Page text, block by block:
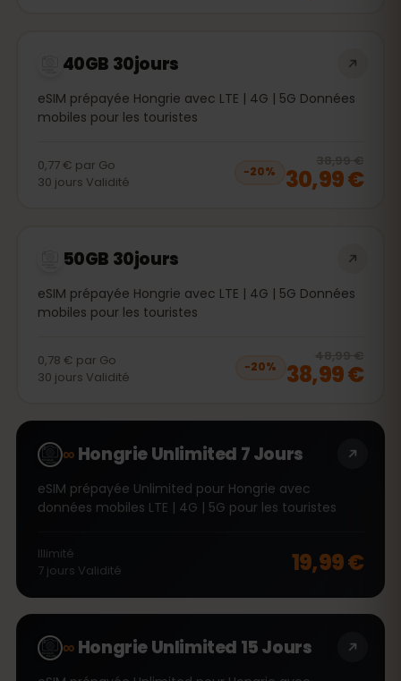
40GB 30jours
eSIM prépayée Hongrie avec LTE | 4G | 5G Données
mobiles pour les touristes
0,77 € par Go
30 jours Validité
−20%
38,99 €
30,99 €
50GB 30jours
eSIM prépayée Hongrie avec LTE | 4G | 5G Données
mobiles pour les touristes
0,78 € par Go
30 jours Validité
−20%
48,99 €
38,99 €
∞Hongrie Unlimited 7 Jours
eSIM prépayée Unlimited pour Hongrie avec
données mobiles LTE | 4G | 5G pour les touristes
Illimité
7 jours Validité 19,99 €
∞Hongrie Unlimited 15 Jours